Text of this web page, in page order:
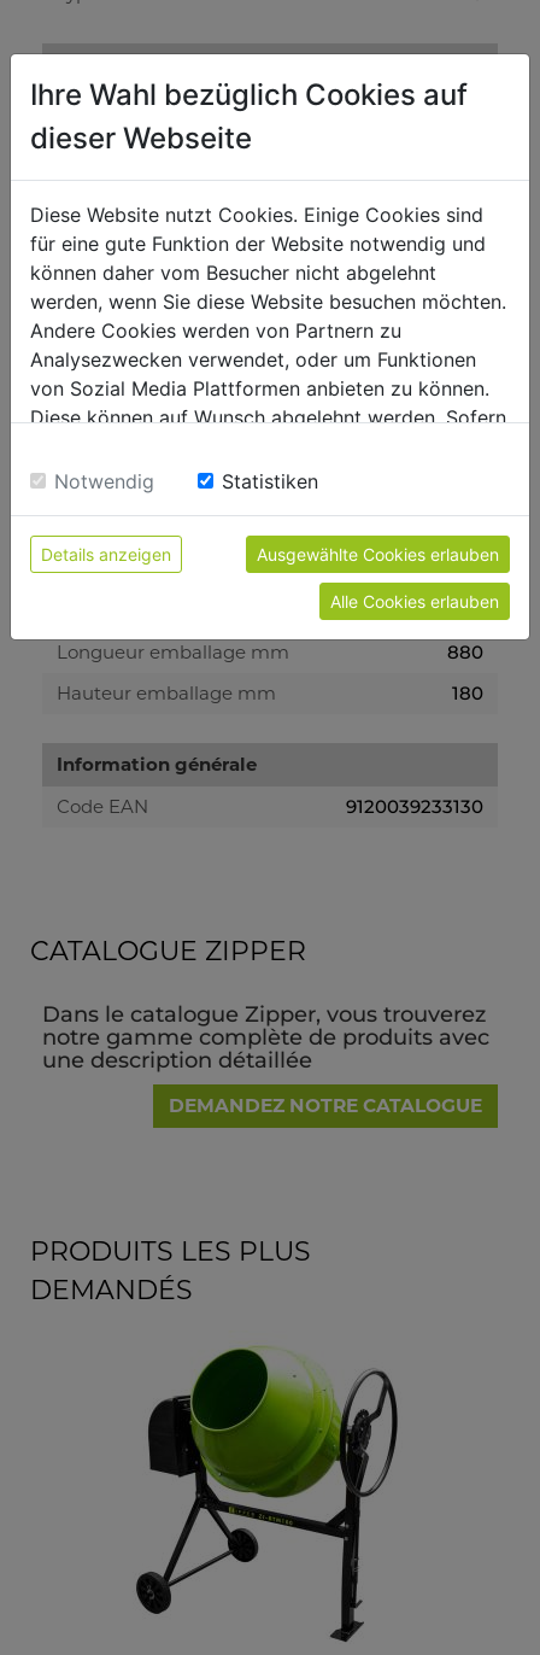
Cadesse de frappe Min
1900
Force de frappe Joule
Niveau puissance sonore- vibreur
Niveau de puissance sonore en dB
Niveau de pression acoustique en dB
84,77
Vibration poigné en m/s2
Poids
Poids net kg
emballage
350
Longueur emballage mm
880
Hauteur emballage mm
180
Information générale
Code EAN
9120039233130
CATALOGUE ZIPPER
Dans le catalogue Zipper, vous trouverez
notre gamme complète de produits avec
une description détaillée
DEMANDEZ NOTRE CATALOGUE
PRODUITS LES PLUS
DEMANDÉS
Ihre Wahl bezüglich Cookies auf
dieser Webseite
Diese Website nutzt Cookies. Einige Cookies sind
für eine gute Funktion der Website notwendig und
können daher vom Besucher nicht abgelehnt
werden, wenn Sie diese Website besuchen möchten.
Andere Cookies werden von Partnern zu
Analysezwecken verwendet, oder um Funktionen
von Sozial Media Plattformen anbieten zu können.
Diese können auf Wunsch abgelehnt werden. Sofern
Einwilligung zu unseren Cookies.
Notwendig Statistiken
Details anzeigen Ausgewählte Cookies erlauben
Alle Cookies erlauben